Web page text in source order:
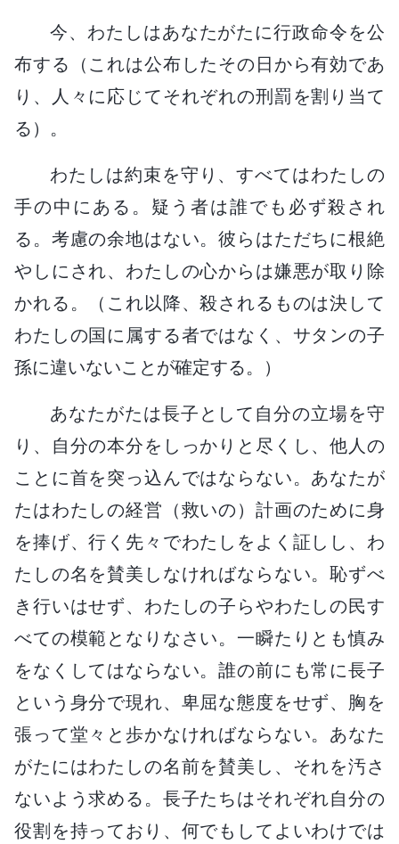
今、わたしはあなたがたに行政命令を公
布する（これは公布したその日から有効であ
り、人々に応じてそれぞれの刑罰を割り当て
る）。
わたしは約束を守り、すべてはわたしの
手の中にある。疑う者は誰でも必ず殺され
る。考慮の余地はない。彼らはただちに根絶
やしにされ、わたしの心からは嫌悪が取り除
かれる。（これ以降、殺されるものは決して
わたしの国に属する者ではなく、サタンの子
孫に違いないことが確定する。）
あなたがたは長子として自分の立場を守
り、自分の本分をしっかりと尽くし、他人の
ことに首を突っ込んではならない。あなたが
たはわたしの経営（救いの）計画のために身
を捧げ、行く先々でわたしをよく証しし、わ
たしの名を賛美しなければならない。恥ずべ
き行いはせず、わたしの子らやわたしの民す
べての模範となりなさい。一瞬たりとも慎み
をなくしてはならない。誰の前にも常に長子
という身分で現れ、卑屈な態度をせず、胸を
張って堂々と歩かなければならない。あなた
がたにはわたしの名前を賛美し、それを汚さ
ないよう求める。長子たちはそれぞれ自分の
役割を持っており、何でもしてよいわけでは